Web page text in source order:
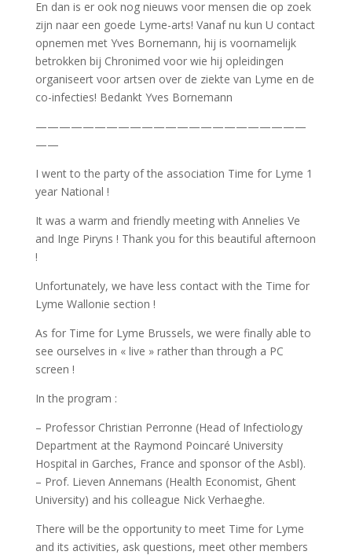
En dan is er ook nog nieuws voor mensen die op zoek
zijn naar een goede Lyme-arts! Vanaf nu kun U contact
opnemen met Yves Bornemann, hij is voornamelijk
betrokken bij Chronimed voor wie hij opleidingen
organiseert voor artsen over de ziekte van Lyme en de
co-infecties! Bedankt Yves Bornemann
———————————————————————
——
I went to the party of the association Time for Lyme 1
year National !
It was a warm and friendly meeting with Annelies Ve
and Inge Piryns ! Thank you for this beautiful afternoon
!
Unfortunately, we have less contact with the Time for
Lyme Wallonie section !
As for Time for Lyme Brussels, we were finally able to
see ourselves in « live » rather than through a PC
screen !
In the program :
– Professor Christian Perronne (Head of Infectiology
Department at the Raymond Poincaré University
Hospital in Garches, France and sponsor of the Asbl).
– Prof. Lieven Annemans (Health Economist, Ghent
University) and his colleague Nick Verhaeghe.
There will be the opportunity to meet Time for Lyme
and its activities, ask questions, meet other members